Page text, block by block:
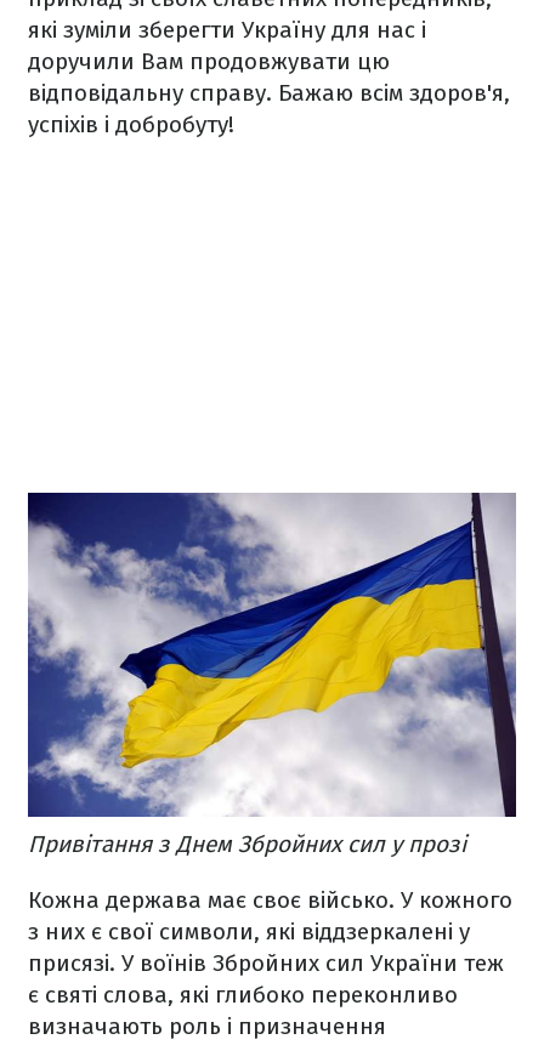
які зуміли зберегти Україну для нас і
доручили Вам продовжувати цю
відповідальну справу. Бажаю всім здоров'я,
успіхів і добробуту!
Привітання з Днем Збройних сил у прозі
Кожна держава має своє військо. У кожного
з них є свої символи, які віддзеркалені у
присязі. У воїнів Збройних сил України теж
є святі слова, які глибоко переконливо
визначають роль і призначення